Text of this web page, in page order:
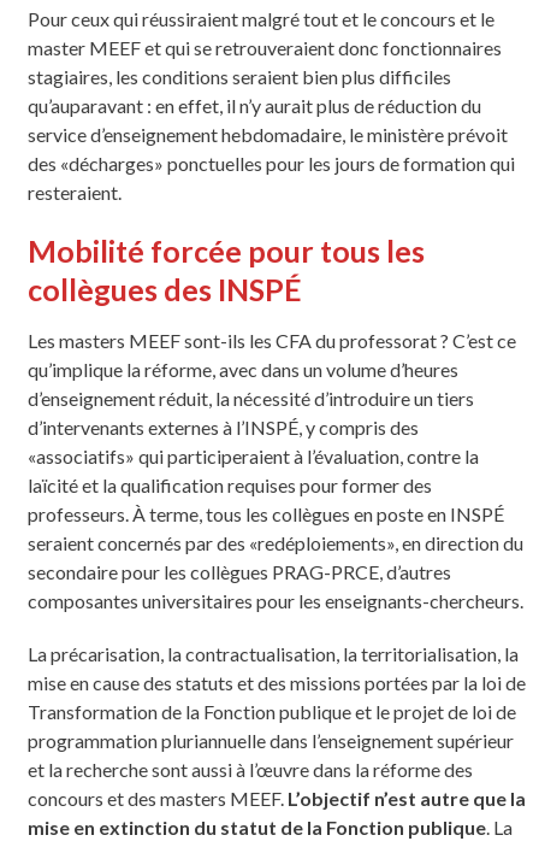
Pour ceux qui réussiraient malgré tout et le concours et le
master MEEF et qui se retrouveraient donc fonctionnaires
stagiaires, les conditions seraient bien plus difficiles
qu’auparavant : en effet, il n’y aurait plus de réduction du
service d’enseignement hebdomadaire, le ministère prévoit
des «décharges» ponctuelles pour les jours de formation qui
resteraient.
Mobilité forcée pour tous les
collègues des INSPÉ
Les masters MEEF sont-ils les CFA du professorat ? C’est ce
qu’implique la réforme, avec dans un volume d’heures
d’enseignement réduit, la nécessité d’introduire un tiers
d’intervenants externes à l’INSPÉ, y compris des
«associatifs» qui participeraient à l’évaluation, contre la
laïcité et la qualification requises pour former des
professeurs. À terme, tous les collègues en poste en INSPÉ
seraient concernés par des «redéploiements», en direction du
secondaire pour les collègues PRAG-PRCE, d’autres
composantes universitaires pour les enseignants-chercheurs.
La précarisation, la contractualisation, la territorialisation, la
mise en cause des statuts et des missions portées par la loi de
Transformation de la Fonction publique et le projet de loi de
programmation pluriannuelle dans l’enseignement supérieur
et la recherche sont aussi à l’œuvre dans la réforme des
concours et des masters MEEF. L’objectif n’est autre que la
mise en extinction du statut de la Fonction publique. La